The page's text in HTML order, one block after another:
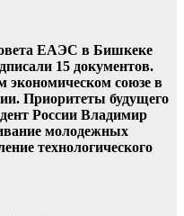
ЕАЭС в Бишкеке
15 документов.
экономическом союзе в
Приоритеты будущего
России Владимир
молодежных
технологического